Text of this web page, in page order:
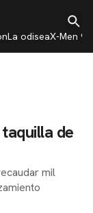
La odiseaX-Men 97
de
mil